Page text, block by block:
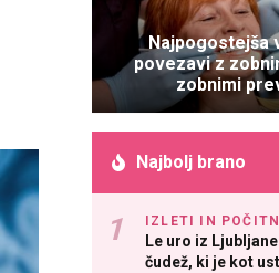
Najpogostejša
povezavi z
zobnimi
Najbolj brano
IZLETI IN
Le uro iz
čudež, ki je kot